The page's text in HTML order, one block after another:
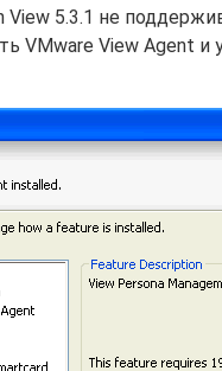
View 5.3.1 не
VMware View Agent